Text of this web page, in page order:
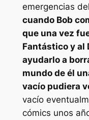
emergencias
cuando Bob
que una vez
Fantástico y al
ayudarlo a
mundo de él
vacío pudiera
vacío
cómics unos